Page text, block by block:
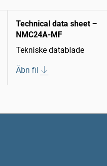
Technical data sheet –
NMC24A-MF
Tekniske datablade
Åbn fil